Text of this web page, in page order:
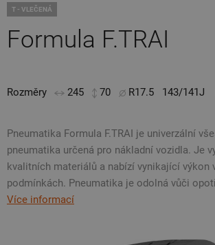
T - VLEČENÁ
Formula F.TRAI
Rozměry 245 70 R17.5 143/141J
Pneumatika Formula F.TRAI je univerzální
pneumatika určená pro nákladní vozidla. Je
kvalitních materiálů a nabízí vynikající výkon
podmínkách. Pneumatika je odolná vůči
Více informací